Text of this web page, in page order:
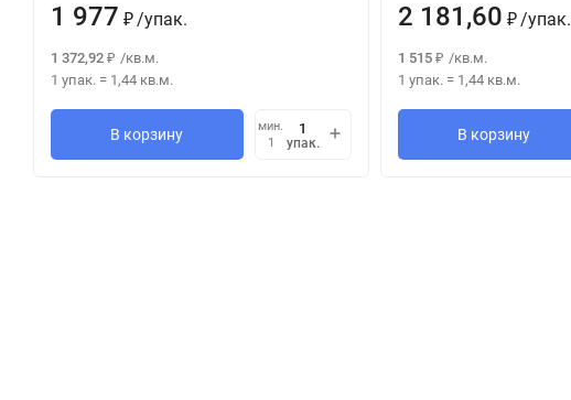
1 977 ₽ /упак.
1 372,92 ₽ /кв.м.
1 упак. = 1,44 кв.м.
В корзину
мин.
1
упак.
2 181,60 ₽ /упак.
1 515 ₽ /кв.м.
1 упак.= 1,44 кв.м.
В корзину